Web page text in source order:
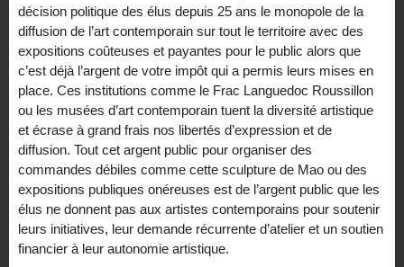
décision politique des élus depuis 25 ans le monopole de la
diffusion de l’art contemporain sur tout le territoire avec des
expositions coûteuses et payantes pour le public alors que
c’est déjà l’argent de votre impôt qui a permis leurs mises en
place. Ces institutions comme le Frac Languedoc Roussillon
ou les musées d’art contemporain tuent la diversité artistique
et écrase à grand frais nos libertés d’expression et de
diffusion. Tout cet argent public pour organiser des
commandes débiles comme cette sculpture de Mao ou des
expositions publiques onéreuses est de l’argent public que les
élus ne donnent pas aux artistes contemporains pour soutenir
leurs initiatives, leur demande récurrente d’atelier et un soutien
financier à leur autonomie artistique.